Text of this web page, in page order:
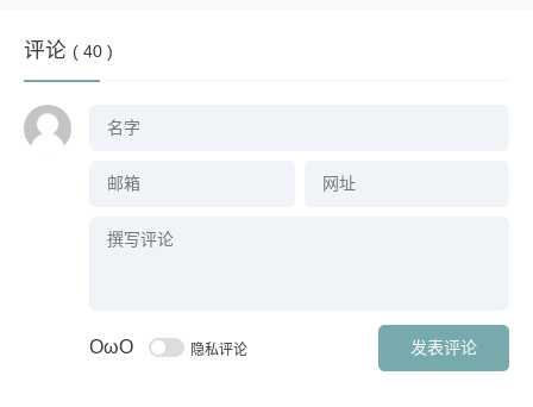
评论 ( 40 )
OωO 隐私评论 发表评论